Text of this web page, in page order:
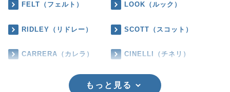
FELT（フェルト） LOOK（ルック）
RIDLEY（リドレー） SCOTT（スコット）
CARRERA（カレラ） CINELLI（チネリ）
もっと見る